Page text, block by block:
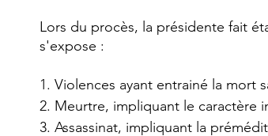
Lors du procès, la présidente fait
s'expose :
1. Violences ayant entrainé la mort
2. Meurtre, impliquant le caractère
3. Assassinat, impliquant la